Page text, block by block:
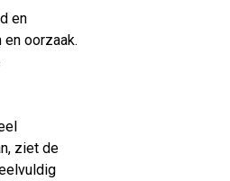
en
oorzaak.
ziet de